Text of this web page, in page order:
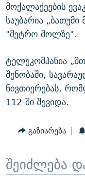
მოქალაქეების
საუბარია
"მეტრო მოლზე".
ტელეკომპანია
შენობაში,
ნივთიერებას,
112-ში შევიდა.
გაზიარება
შეიძლება